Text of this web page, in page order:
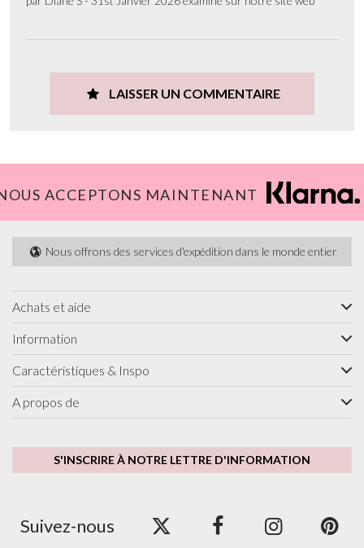
LAISSER UN COMMENTAIRE
ACCEPTONS MAINTENANT
Nous offrons des services d'expédition dans le monde entier
Achats et aide
Information
Caractéristiques & Inspo
A propos de
S'INSCRIRE À NOTRE LETTRE D'INFORMATION
Suivez-nous